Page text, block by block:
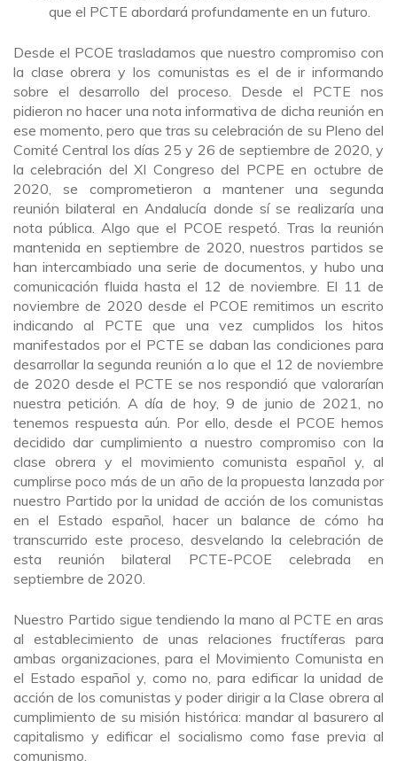
que el PCTE abordará profundamente en un futuro.
Desde el PCOE trasladamos que nuestro compromiso con
la clase obrera y los comunistas es el de ir informando
sobre el desarrollo del proceso. Desde el PCTE nos
pidieron no hacer una nota informativa de dicha reunión en
ese momento, pero que tras su celebración de su Pleno del
Comité Central los días 25 y 26 de septiembre de 2020, y
la celebración del XI Congreso del PCPE en octubre de
2020, se comprometieron a mantener una segunda
reunión bilateral en Andalucía donde sí se realizaría una
nota pública. Algo que el PCOE respetó. Tras la reunión
mantenida en septiembre de 2020, nuestros partidos se
han intercambiado una serie de documentos, y hubo una
comunicación fluida hasta el 12 de noviembre. El 11 de
noviembre de 2020 desde el PCOE remitimos un escrito
indicando al PCTE que una vez cumplidos los hitos
manifestados por el PCTE se daban las condiciones para
desarrollar la segunda reunión a lo que el 12 de noviembre
de 2020 desde el PCTE se nos respondió que valorarían
nuestra petición. A día de hoy, 9 de junio de 2021, no
tenemos respuesta aún. Por ello, desde el PCOE hemos
decidido dar cumplimiento a nuestro compromiso con la
clase obrera y el movimiento comunista español y, al
cumplirse poco más de un año de la propuesta lanzada por
nuestro Partido por la unidad de acción de los comunistas
en el Estado español, hacer un balance de cómo ha
transcurrido este proceso, desvelando la celebración de
esta reunión bilateral PCTE-PCOE celebrada en
septiembre de 2020.
Nuestro Partido sigue tendiendo la mano al PCTE en aras
al establecimiento de unas relaciones fructíferas para
ambas organizaciones, para el Movimiento Comunista en
el Estado español y, como no, para edificar la unidad de
acción de los comunistas y poder dirigir a la Clase obrera al
cumplimiento de su misión histórica: mandar al basurero al
capitalismo y edificar el socialismo como fase previa al
comunismo.